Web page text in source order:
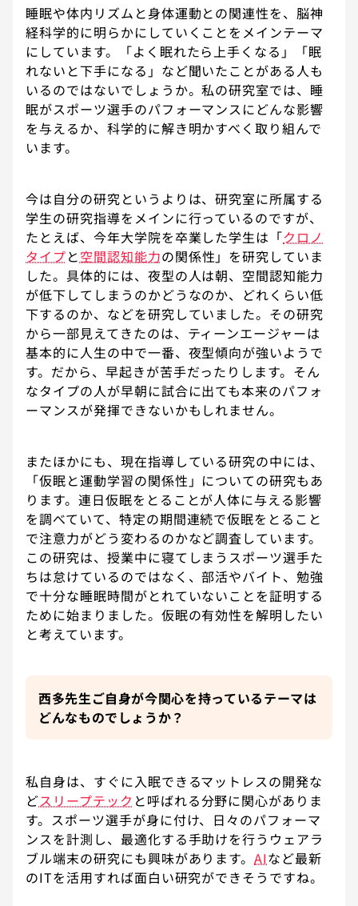
睡眠や体内リズムと身体運動との関連性を、脳神
経科学的に明らかにしていくことをメインテーマ
にしています。「よく眠れたら上手くなる」「眠
れないと下手になる」など聞いたことがある人も
いるのではないでしょうか。私の研究室では、睡
眠がスポーツ選手のパフォーマンスにどんな影響
を与えるか、科学的に解き明かすべく取り組んで
います。
今は自分の研究というよりは、研究室に所属する
学生の研究指導をメインに行っているのですが、
たとえば、今年大学院を卒業した学生は「クロノ
タイプと空間認知能力の関係性」を研究していま
した。具体的には、夜型の人は朝、空間認知能力
が低下してしまうのかどうなのか、どれくらい低
下するのか、などを研究していました。その研究
から一部見えてきたのは、ティーンエージャーは
基本的に人生の中で一番、夜型傾向が強いようで
す。だから、早起きが苦手だったりします。そん
なタイプの人が早朝に試合に出ても本来のパフォ
ーマンスが発揮できないかもしれません。
またほかにも、現在指導している研究の中には、
「仮眠と運動学習の関係性」についての研究もあ
ります。連日仮眠をとることが人体に与える影響
を調べていて、特定の期間連続で仮眠をとること
で注意力がどう変わるのかなど調査しています。
この研究は、授業中に寝てしまうスポーツ選手た
ちは怠けているのではなく、部活やバイト、勉強
で十分な睡眠時間がとれていないことを証明する
ために始まりました。仮眠の有効性を解明したい
と考えています。
西多先生ご自身が今関心を持っているテーマは
どんなものでしょうか？
私自身は、すぐに入眠できるマットレスの開発な
どスリープテック と呼ばれる分野に関心がありま
す。スポーツ選手が身に付け、日々のパフォーマ
ンスを計測し、最適化する手助けを行うウェアラ
ブル端末の研究にも興味があります。AIなど最新
のITを活用すれば面白い研究ができそうですね。